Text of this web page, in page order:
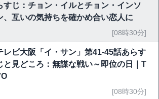
すじ：チョン・イルとチョン・インソ
、互いの気持ちを確かめ合い恋人に
[08時30分]
レビ大阪「イ・サン」第41-45話あらす
と見どころ：無謀な戦い～即位の日｜T
[08時30分]